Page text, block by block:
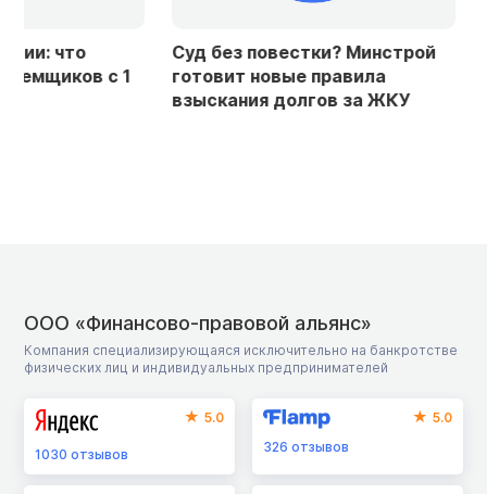
Суд без повестки? Минстрой
готовит новые правила
взыскания долгов за ЖКУ
Проверяй
хотят снять
кредитным
ООО «Финансово-правовой альянс»
Компания специализирующаяся исключительно на банкротстве
физических лиц и индивидуальных предпринимателей
5.0
1030 отзывов
5.0
326отзывов